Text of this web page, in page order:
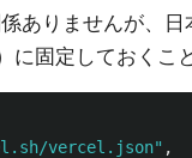
ありませんが、
固定しておくこ
vercel.json" ,